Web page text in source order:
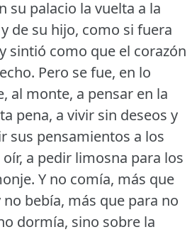
su palacio la vuelta a la
de su hijo, como si fuera
sintió como que el corazón
Pero se fue, en lo
al monte, a pensar en la
pena, a vivir sin deseos y
sus pensamientos a los
a pedir limosna para los
Y no comía, más que
bebía, más que para no
dormía, sino sobre la